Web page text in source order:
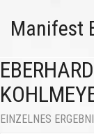
Manifest
EINZELNES